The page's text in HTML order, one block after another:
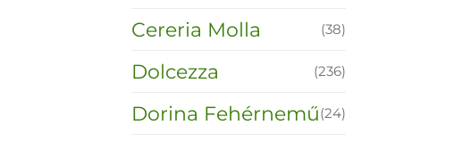
Cereria Molla (38)
Dolcezza (236)
Dorina Fehérnemű(24)